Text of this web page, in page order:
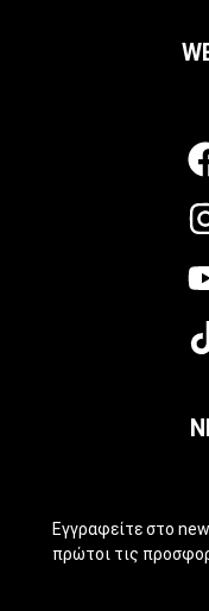
Εγγραφείτε στο
πρώτοι τις